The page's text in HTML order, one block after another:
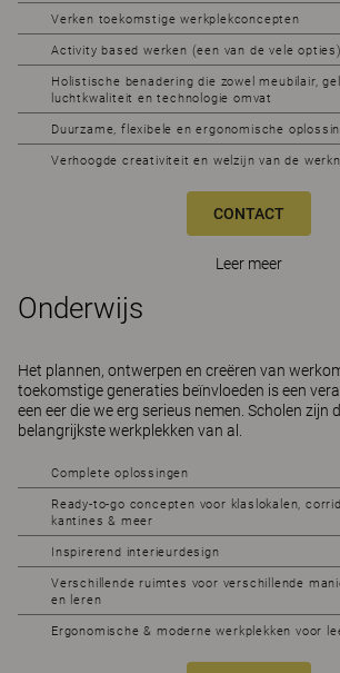
Verken toekomstige werkplekconcepten
Activity based werken (een van de vele opties)
Holistische benadering die zowel meubilair,
luchtkwaliteit en technologie omvat
Duurzame, flexibele en ergonomische
Verhoogde creativiteit en welzijn van de
CONTACT
Leer meer
Onderwijs
Het plannen, ontwerpen en creëren van
toekomstige generaties beïnvloeden is een
een eer die we erg serieus nemen. Scholen zijn
belangrijkste werkplekken van al.
Complete oplossingen
Ready-to-go concepten voor klaslokalen,
kantines & meer
Inspirerend interieurdesign
Verschillende ruimtes voor verschillende
en leren
Ergonomische & moderne werkplekken voor